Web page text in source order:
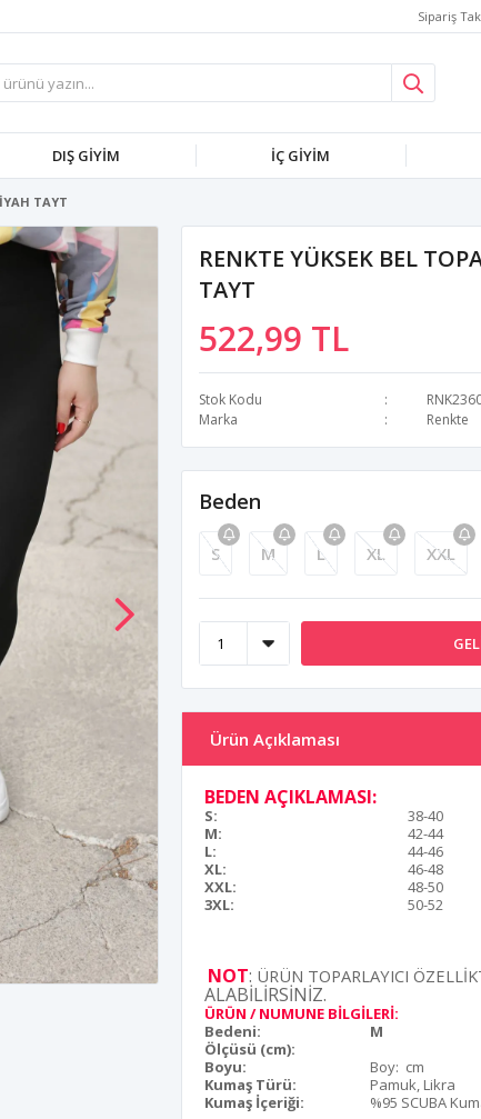
Sipariş
DIŞ GİYİM İÇ GİYİM
TAYT
RENKTE YÜKSEK BEL
TAYT
522,99 TL
Stok Kodu
Marka
Renkte
Beden
S M L XL XXL
Ürün Açıklaması
BEDEN AÇIKLAMASI:
S:
38-40
M:
42-44
L:
44-46
XL:
46-48
XXL:
48-50
3XL:
50-52
NOT: ÜRÜN TOPARLAYICI
ALABİLİRSİNİZ.
ÜRÜN / NUMUNE BİLGİLERİ:
Bedeni:
M
Ölçüsü (cm):
Boyu:
Boy: cm
Kumaş Türü:
Pamuk, Likra
Kumaş İçeriği:
%95 SCUBA